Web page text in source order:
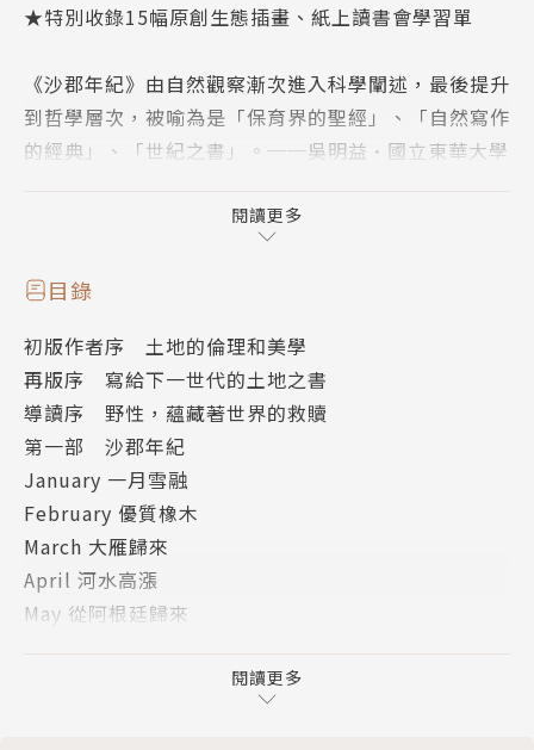
★特別收錄15幅原創生態插畫、紙上讀書會學習單
《沙郡年紀》由自然觀察漸次進入科學闡述，最後提升
到哲學層次，被喻為是「保育界的聖經」、「自然寫作
的經典」、「世紀之書」。──吳明益•國立東華大學
《沙郡年紀》以極優美的散文呈現，文字簡潔，含義卻
極為深刻，就像所有最好的詩歌一樣，沒有一個字是多
到一點刻痕。──John Tallmadge•耶魯大學英文系
教授
█最偉大的荒野詩人，最優美的自然哲思
李奧帕德，這位集科學家、田野工作者、詩人、哲學家
等身分於一身的保育先驅，被譽為「美國生態保育之
父」，其生平最重要著作《沙郡年紀》，出版逾半世紀
以來影響深遠。
的自然觀察筆記。在位於威斯康辛州的沙郡（Sand Co
閱讀更多
目錄
初版作者序 土地的倫理和美學
再版序 寫給下一世代的土地之書
導讀序 野性，蘊藏著世界的救贖
第一部 沙郡年紀
January 一月雪融
February 優質橡木
March 大雁歸來
April 河水高漲
May 從阿根廷歸來
閱讀更多